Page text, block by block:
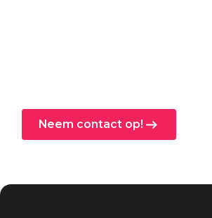
Neem contact op!